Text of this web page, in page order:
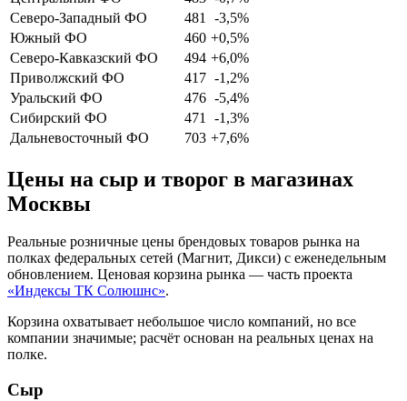
Северо-Западный ФО
481
-3,5%
Южный ФО
460 +0,5%
Северо-Кавказский ФО
494 +6,0%
Приволжский ФО
417 -1,2%
Уральский ФО
476 -5,4%
Сибирский ФО
471
-1,3%
Дальневосточный ФО
703 +7,6%
Цены на сыр и творог в магазинах
Москвы
Реальные розничные цены брендовых товаров рынка на
полках федеральных сетей (Магнит, Дикси) с еженедельным
обновлением. Ценовая корзина рынка — часть проекта
«Индексы ТК Солюшнс».
Корзина охватывает небольшое число компаний, но все
компании значимые; расчёт основан на реальных ценах на
полке.
Сыр